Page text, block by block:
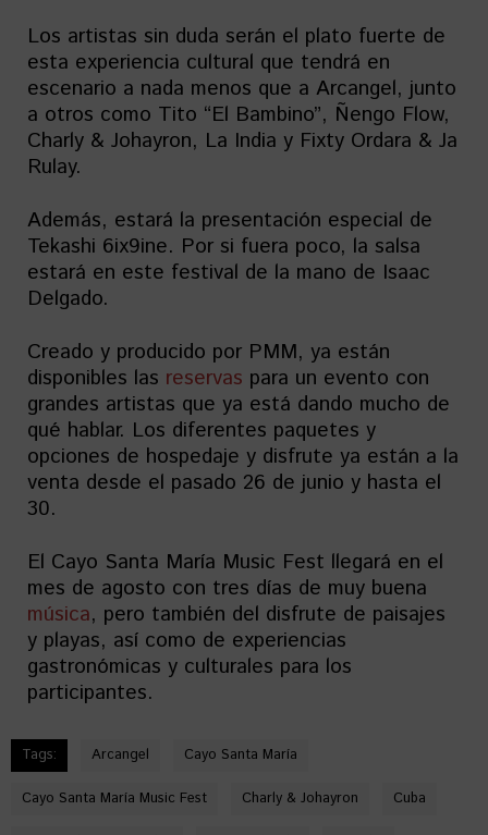
Los artistas sin duda serán el plato fuerte de
esta experiencia cultural que tendrá en
escenario a nada menos que a Arcangel, junto
a otros como Tito “El Bambino”, Ñengo Flow,
Charly & Johayron, La India y Fixty Ordara & Ja
Rulay.
Además, estará la presentación especial de
Tekashi 6ix9ine. Por si fuera poco, la salsa
estará en este festival de la mano de Isaac
Delgado.
Creado y producido por PMM, ya están
disponibles las reservas para un evento con
grandes artistas que ya está dando mucho de
qué hablar. Los diferentes paquetes y
opciones de hospedaje y disfrute ya están a la
venta desde el pasado 26 de junio y hasta el
30.
El Cayo Santa María Music Fest llegará en el
mes de agosto con tres días de muy buena
música, pero también del disfrute de paisajes
y playas, así como de experiencias
gastronómicas y culturales para los
participantes.
Tags: Arcangel Cayo Santa María
Cayo Santa María Music Fest Charly & Johayron Cuba